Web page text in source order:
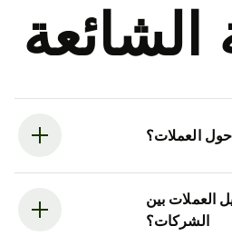
الشائعة
العملات؟
بين
الشركات؟